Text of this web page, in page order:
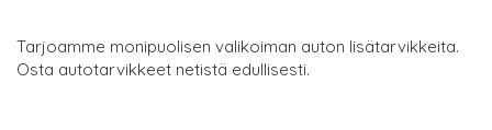
Tarjoamme monipuolisen valikoiman auton lisätarvikkeita.
Osta autotarvikkeet netistä edullisesti.